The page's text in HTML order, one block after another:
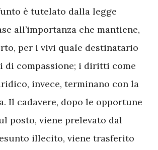
è tutelato dalla legge
all’importanza che mantiene,
per i vivi quale destinatario
di compassione; i diritti come
invece, terminano con la
Il cadavere, dopo le opportune
posto, viene prelevato dal
illecito, viene trasferito